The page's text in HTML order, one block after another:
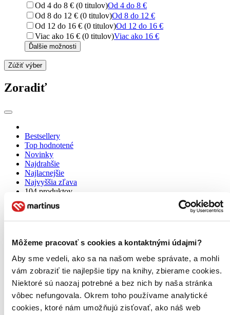
Môžeme pracovať s cookies a kontaktnými údajmi?
Aby sme vedeli, ako sa na našom webe správate, a mohli
vám zobraziť tie najlepšie tipy na knihy, zbierame cookies.
Niektoré sú naozaj potrebné a bez nich by naša stránka
vôbec nefungovala. Okrem toho používame analytické
cookies, ktoré nám umožňujú zisťovať, ako náš web
Od 4 do 8 € (0 titulov)Od 4 do 8 €
Od 8 do 12 € (0 titulov)Od 8 do 12 €
Od 12 do 16 € (0 titulov)Od 12 do 16 €
Viac ako 16 € (0 titulov)Viac ako 16 €
Ďalšie možnosti
Zúžiť výber
Zoradiť
Bestsellery
Top hodnotené
Novinky
Najdrahšie
Najlacnejšie
Najvyššia zľava
104 produktov
Použité filtre